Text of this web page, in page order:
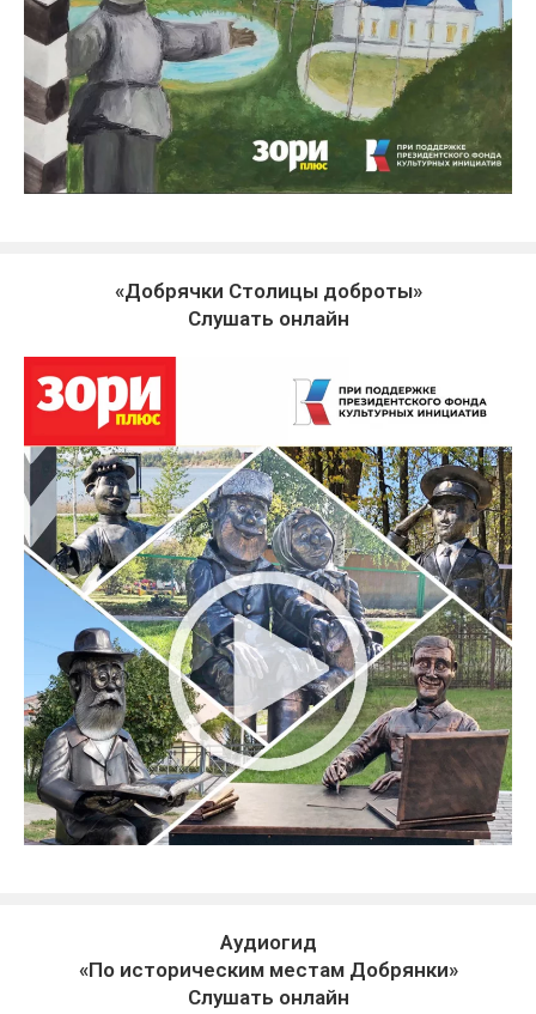
«Добрячки Столицы доброты»
Слушать онлайн
Аудиогид
«По историческим местам Добрянки»
Слушать онлайн